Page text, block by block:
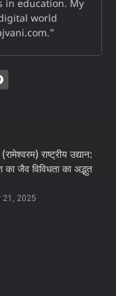
in education. My
world
राष्ट्रीय उद्यान:
जैव विविधता का अद्भुत
21, 2025